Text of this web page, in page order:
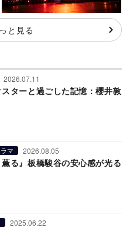
と見る
2026.07.11
スターと過ごした記憶：櫻井敦
マ 2026.08.05
薫る』板橋駿谷の安心感が光る
2025.06.22